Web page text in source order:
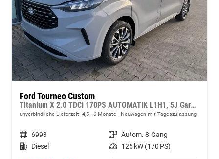
Ford Tourneo Custom
Titanium X 2.0 TDCi 170PS AUTOMATIK L1H1, 5J Garantie, 8 Plätze, 19" Alu, Elektr. Sitze + Kunstleder Sitzheizung, 3-Zonen-Klimautomatik, Alarm, 2 Schiebetüren, Adaptiver Tempomat, Toter-Winkel, Privacy-Glas, Parksensoren v/h, 360°-Kamera, LED
unverbindliche Lieferzeit: 4,5 - 6 Monate Neuwagen mit Tageszulassung
Fahrzeugnr. 6993 Getriebe Autom. 8-Gang
Kraftstoff Diesel Leistung 125 kW (170 PS)